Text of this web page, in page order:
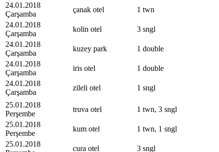
24.01.2018
Çarşamba
çanak otel
1 twn
24.01.2018
Çarşamba
kolin otel
3 sngl
24.01.2018
Çarşamba
kuzey park
1 double
24.01.2018
Çarşamba
iris otel
1 double
24.01.2018
Çarşamba
zileli otel 1 sngl
25.01.2018
Perşembe
truva otel
1 twn, 3 sngl
25.01.2018
Perşembe
kum otel
1 twn, 1 sngl
25.01.2018
cura otel
3 sngl